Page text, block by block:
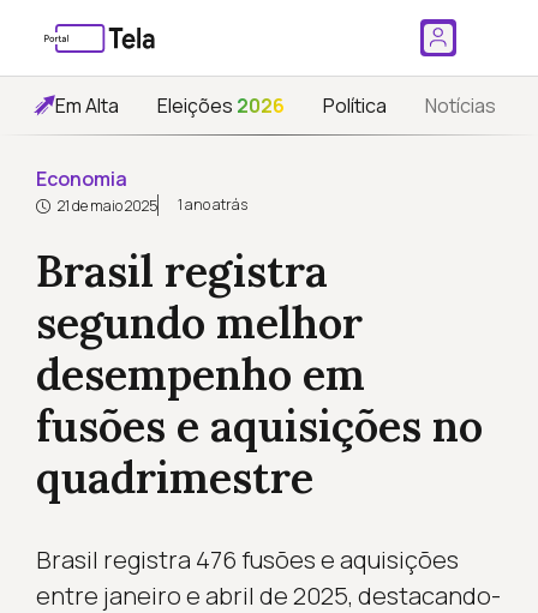
Em Alta Eleições 2026 Política Notícias
Economia
21 de maio 2025 1 ano atrás
Brasil registra
segundo melhor
desempenho em
fusões e aquisições no
quadrimestre
Brasil registra 476 fusões e aquisições
entre janeiro e abril de 2025, destacando-